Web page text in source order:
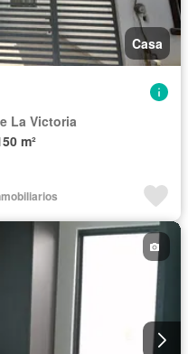
Casa
La Victoria
m²